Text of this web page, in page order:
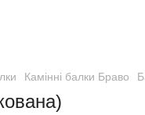
Камінні балки Браво